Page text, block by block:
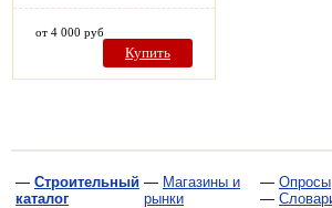
от 4 000 руб
Купить
— Строительный
каталог
— Магазины и
рынки
— Опросы
—